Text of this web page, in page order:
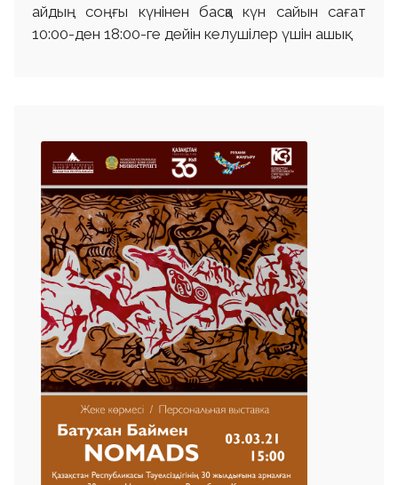
айдың соңғы күнінен басқа күн сайын сағат
10:00-ден 18:00-ге дейін келушілер үшін ашық.